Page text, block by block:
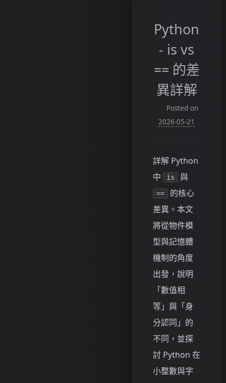
Python
- is vs
== 的差
異詳解
Posted on
2026-05-21
詳解 Python
中
is 與
==
的核心
差異。本文
將從物件模
型與記憶體
機制的角度
出發，說明
「數值相
等」與「身
分認同」的
不同，並探
討 Python 在
小整數與字